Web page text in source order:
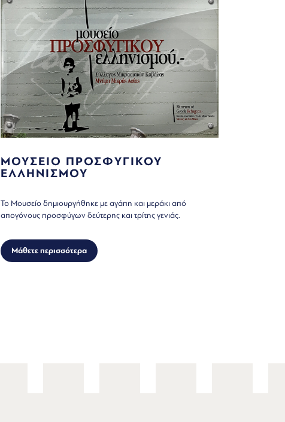
ΜΟΥΣΕΙΟ ΠΡΟΣΦΥΓΙΚΟΥ
ΕΛΛΗΝΙΣΜΟΥ
Το Μουσείο δημιουργήθηκε με αγάπη και μεράκι από
απογόνους προσφύγων δεύτερης και τρίτης γενιάς.
Μάθετε περισσότερα